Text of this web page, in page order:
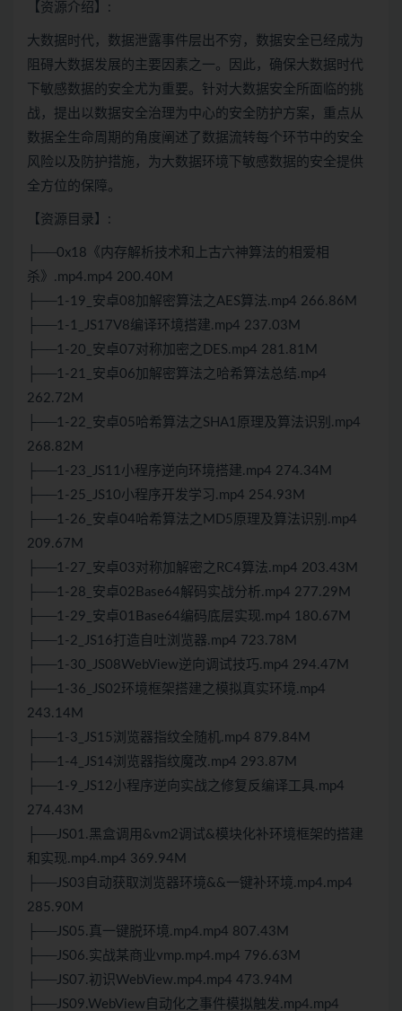
【资源介绍】:
大数据 时代，数据泄露事件层出不穷，数据安全已经成为
阻碍大数据发展的主要因素之一。因此，确保大数据时代
下敏感数据的安全尤为重要。针对大数据安全所面临的挑
战，提出以数据安全治理为中心的安全防护方案，重点从
数据全生命周期的角度阐述了数据流转每个环节中的安全
风险以及防护措施，为大数据环境下敏感数据的安全提供
全方位的保障。
【资源目录】:
├──0x18《内存解析技术和上古六神算法 的相爱相
杀》.mp4.mp4 200.40M
├──1-19_安卓08加解密算法 之AES算法.mp4 266.86M
├──1-1_ JS 17V8编译环境搭建.mp4 237.03M
├──1-20_安卓07对称加密之DES.mp4 281.81M
├──1-21_安卓06加解密算法之哈希算法总结.mp4
262.72M
├──1-22_安卓05哈希算法之SHA1原理及算法识别.mp4
268.82M
├──1-23_ JS 11小程序逆向环境搭建.mp4 274.34M
├──1-25_ JS 10小程序开发学习.mp4 254.93M
├──1-26_安卓04哈希算法之MD5原理及算法识别.mp4
209.67M
├──1-27_安卓03对称加解密之RC4算法.mp4 203.43M
├──1-28_安卓02Base64解码实战分析.mp4 277.29M
├──1-29_安卓01Base64编码底层实现.mp4 180.67M
├──1-2_JS16打造自吐浏览器.mp4 723.78M
├──1-30_JS08WebView逆向调试技巧.mp4 294.47M
├──1-36_JS02环境框架搭建之模拟真实环境.mp4
243.14M
├──1-3_JS15浏览器指纹全随机.mp4 879.84M
├──1-4_JS14浏览器指纹魔改.mp4 293.87M
├──1-9_JS12小程序逆向实战之修复反编译工具.mp4
274.43M
├──JS01.黑盒调用&vm2调试&模块化补环境框架的搭建
和实现.mp4.mp4 369.94M
├──JS03自动获取浏览器环境&&一键补环境.mp4.mp4
285.90M
├──JS05.真一键脱环境.mp4.mp4 807.43M
├──JS06.实战某商业vmp.mp4.mp4 796.63M
├──JS07.初识 WebView.mp4.mp4 473.94M
├──JS09.WebView自动化之事件模拟触发.mp4.mp4